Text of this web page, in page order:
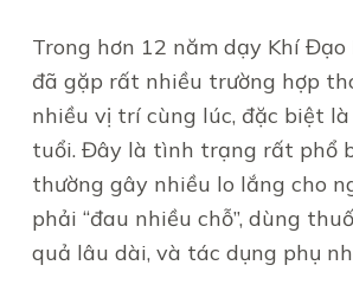
Trong hơn 12 năm dạy Khí
đã gặp rất nhiều trường hợp
nhiều vị trí cùng lúc, đặc biệt là
tuổi. Đây là tình trạng rất phổ
thường gây nhiều lo lắng cho
phải “đau nhiều chỗ”, dùng
quả lâu dài, và tác dụng phụ